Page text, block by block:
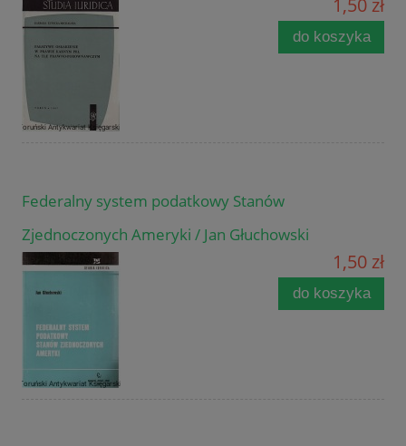
1,50 zł
do koszyka
Federalny system podatkowy Stanów
Zjednoczonych Ameryki / Jan Głuchowski
1,50 zł
do koszyka